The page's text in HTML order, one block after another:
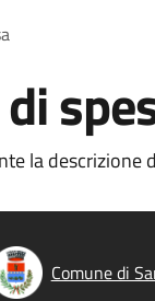
la descrizione
Comune di